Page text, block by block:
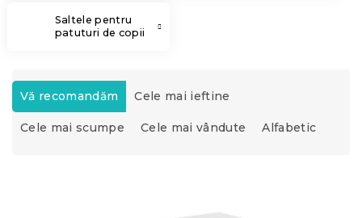
Saltele pentru
patuturi de copii
S
e
l
e
Vă recomandăm Cele mai ieftine
Cele mai scumpe Cele mai vândute Alfabetic